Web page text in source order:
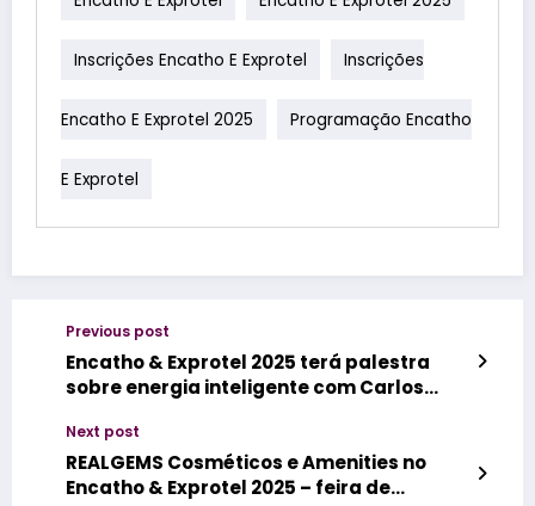
Inscrições Encatho E Exprotel Inscrições
Encatho E Exprotel 2025 Programação Encatho
E Exprotel
Previous post
Encatho & Exprotel 2025 terá palestra
sobre energia inteligente com Carlos
Next post
REALGEMS Cosméticos e Amenities no
Encatho & Exprotel 2025 – feira de